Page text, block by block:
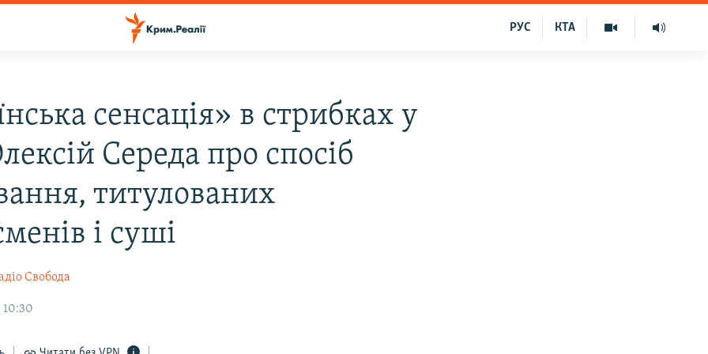
КТА
РУС
сенсація» в стрибках у
Середа про спосіб
титулованих
і суші
Свобода
10:30